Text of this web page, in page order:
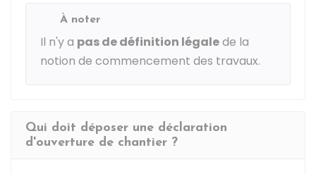
À noter
Il n'y a pas de définition légalede la
notion de commencement des travaux.
Qui doit déposer une déclaration
d'ouverture de chantier ?